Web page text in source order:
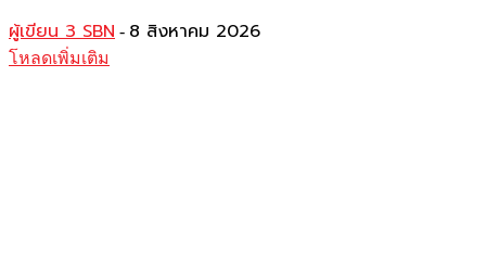
ผู้เขียน 3 SBN - 8 สิงหาคม 2026
โหลดเพิ่มเติม